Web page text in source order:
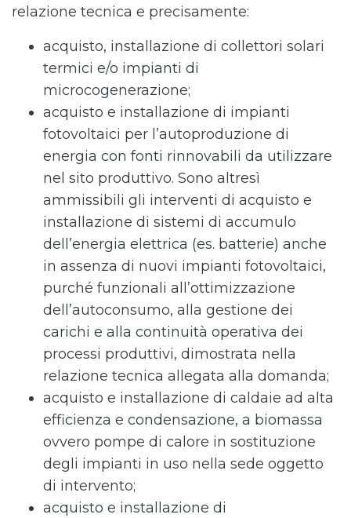
relazione tecnica e precisamente:
acquisto, installazione di collettori solari
termici e/o impianti di
microcogenerazione;
acquisto e installazione di impianti
fotovoltaici per l’autoproduzione di
energia con fonti rinnovabili da utilizzare
nel sito produttivo. Sono altresì
ammissibili gli interventi di acquisto e
installazione di sistemi di accumulo
dell’energia elettrica (es. batterie) anche
in assenza di nuovi impianti fotovoltaici,
purché funzionali all’ottimizzazione
dell’autoconsumo, alla gestione dei
carichi e alla continuità operativa dei
processi produttivi, dimostrata nella
relazione tecnica allegata alla domanda;
acquisto e installazione di caldaie ad alta
efficienza e condensazione, a biomassa
ovvero pompe di calore in sostituzione
degli impianti in uso nella sede oggetto
di intervento;
acquisto e installazione di